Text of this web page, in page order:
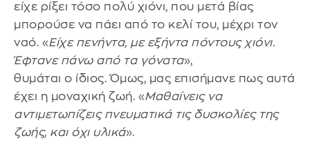
είχε ρίξει τόσο πολύ χιόνι, που μετά βίας
μπορούσε να πάει από το κελί του, μέχρι τον
ναό. «Είχε πενήντα, με εξήντα πόντους χιόνι.
Έφτανε πάνω από τα γόνατα»,
θυμάται ο ίδιος. Όμως, μας επισήμανε πως αυτά
έχει η μοναχική ζωή. «Μαθαίνεις να
αντιμετωπίζεις πνευματικά τις δυσκολίες της
ζωής, και όχι υλικά».